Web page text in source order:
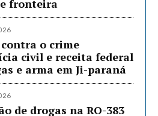
fronteira
o crime
civil e receita federal
e arma em Ji-paraná
de drogas na RO-383